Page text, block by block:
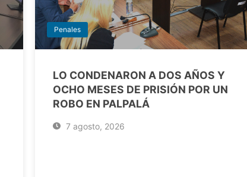
Penales
LO CONDENARON A DOS AÑOS Y
OCHO MESES DE PRISIÓN POR UN
ROBO EN PALPALÁ
7 agosto, 2026